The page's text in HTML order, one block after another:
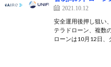
2021.10.12
安全運用後押し狙い
テラドローン、複数
ローンは10月12日